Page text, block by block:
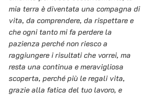
mia terra è diventata una compagna di
vita, da comprendere, da rispettare e
che ogni tanto mi fa perdere la
pazienza perché non riesco a
raggiungere i risultati che vorrei, ma
resta una continua e meravigliosa
scoperta, perché più le regali vita,
grazie alla fatica del tuo lavoro, e